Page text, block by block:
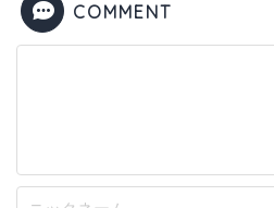
COMMENT